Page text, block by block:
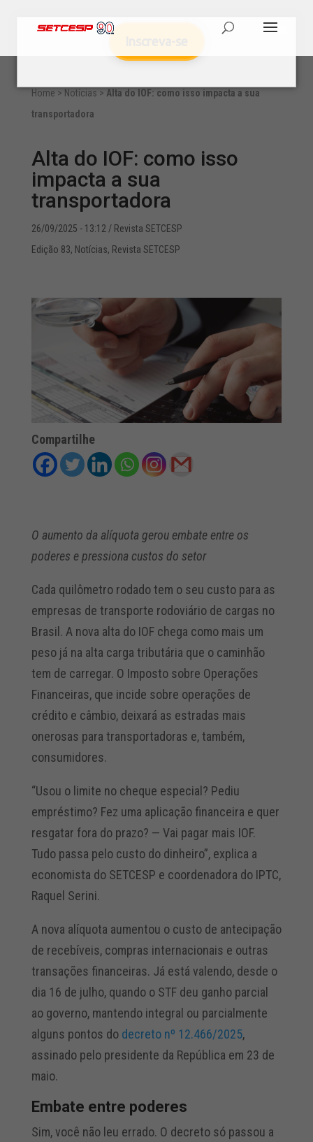
Home > Notícias > Alta do IOF: como isso impacta a sua
transportadora
Alta do IOF: como isso
impacta a sua
transportadora
26/09/2025 - 13:12 / Revista SETCESP
Edição 83, Notícias, Revista SETCESP
Compartilhe
O aumento da alíquota gerou embate entre os
poderes e pressiona custos do setor
Cada quilômetro rodado tem o seu custo para as
empresas de transporte rodoviário de cargas no
Brasil. A nova alta do IOF chega como mais um
peso já na alta carga tributária que o caminhão
tem de carregar. O Imposto sobre Operações
Financeiras, que incide sobre operações de
crédito e câmbio, deixará as estradas mais
onerosas para transportadoras e, também,
consumidores.
“Usou o limite no cheque especial? Pediu
empréstimo? Fez uma aplicação financeira e quer
resgatar fora do prazo? — Vai pagar mais IOF.
Tudo passa pelo custo do dinheiro”, explica a
economista do SETCESP e coordenadora do IPTC,
Raquel Serini.
A nova alíquota aumentou o custo de antecipação
de recebíveis, compras internacionais e outras
transações financeiras. Já está valendo, desde o
dia 16 de julho, quando o STF deu ganho parcial
ao governo, mantendo integral ou parcialmente
alguns pontos do decreto nº 12.466/2025,
assinado pelo presidente da República em 23 de
maio.
Embate entre poderes
Sim, você não leu errado. O decreto só passou a